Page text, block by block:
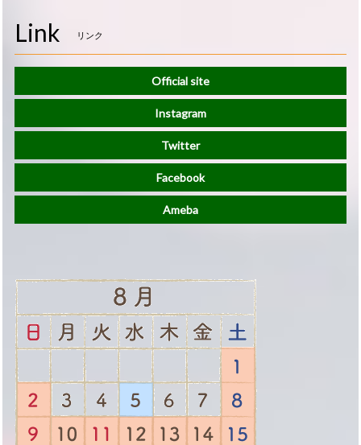
Link リンク
Official site
Instagram
Twitter
Facebook
Ameba